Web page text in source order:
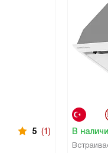
5 (1) В